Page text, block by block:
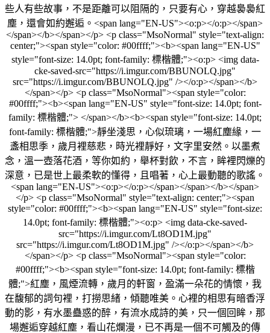
些人有些故事，不是距離可以阻隔的，只要有心，穿越裊裊紅
塵，還會如約邂逅。<span lang="EN-US"><o:p></o:p></span>
</span></b></span></p> <p class="MsoNormal" style="text-align:
center;"><span style="color: #00ffff;"><b><span lang="EN-US"
style="font-size: 14.0pt; font-family: 標楷體;"><o:p> <img data-
cke-saved-src="https://i.imgur.com/BBUNOLQ.jpg"
src="https://i.imgur.com/BBUNOLQ.jpg" /></o:p></span></b>
</span></p> <p class="MsoNormal"><span style="color:
#00ffff;"><b><span lang="EN-US" style="font-size: 14.0pt; font-
family: 標楷體;"> </span></b><b><span style="font-size: 14.0pt;
font-family: 標楷體;">靜坐淺思，心似琉璃，一場紅塵緣，一
盞相思季，歲月裡慈悲，時光裡靜好，文字里安然。以墨煮
念，溫一壺落花酒，等你如約，舉杯對飲，不言，眸裡閃爍的
深意，已是世上最柔軟的懂得，且唱著，心上最動聽的歌謠。
<span lang="EN-US"><o:p></o:p></span></span></b></span>
</p> <p class="MsoNormal" style="text-align: center;"><span
style="color: #00ffff;"><b><span lang="EN-US" style="font-size:
14.0pt; font-family: 標楷體;"><o:p> <img data-cke-saved-
src="https://i.imgur.com/Lt8OD1M.jpg"
src="https://i.imgur.com/Lt8OD1M.jpg" /></o:p></span></b>
</span></p> <p class="MsoNormal"><span style="color:
#00ffff;"><b><span style="font-size: 14.0pt; font-family: 標楷
體;">紅塵，風煙流轉，歲月的軒窗，盈滿一朵花的情懷，我
在馥郁的詞句裡，打撈思緒，傾聽唯美。心裡的相思有暗香浮
動的影，有水墨蠱惑的醉，有流水成詩的美，只一個回眸，那
場邂逅穿越紅塵，看山花爛漫，已不再是一個不可觸及的傳